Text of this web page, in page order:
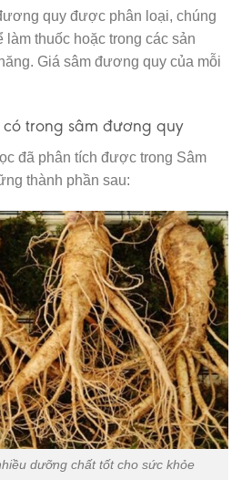
quy được phân loại, chúng
thuốc hoặc trong các sản
Giá sâm đương quy của mỗi
trong sâm đương quy
đã phân tích được trong Sâm
thành phần sau:
dưỡng chất tốt cho sức khỏe